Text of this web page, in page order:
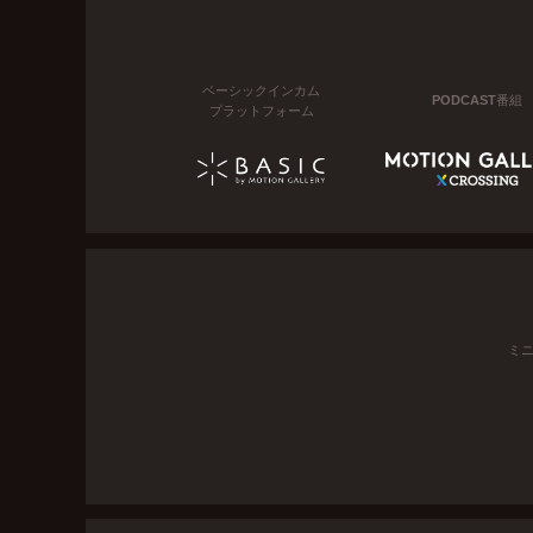
ベーシックインカム
プラットフォーム
PODCAST番組
ミ